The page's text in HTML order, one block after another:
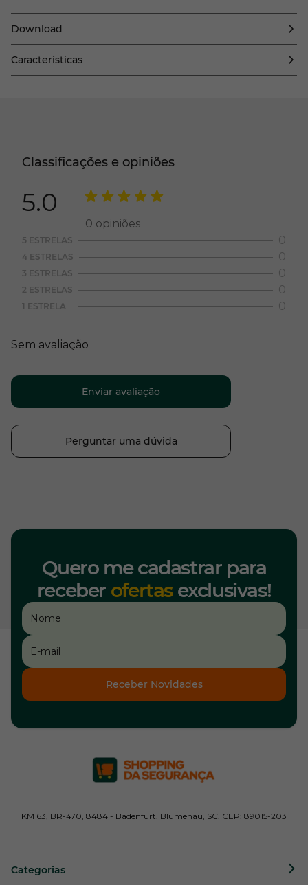
Download
Características
Classificações e opiniões
5.0
0 opiniões
5 ESTRELAS 0
4 ESTRELAS 0
3 ESTRELAS 0
2 ESTRELAS 0
1 ESTRELA 0
Sem avaliação
Enviar avaliação
Perguntar uma dúvida
Quero me cadastrar para
receber ofertasexclusivas!
Receber Novidades
KM 63, BR-470, 8484 - Badenfurt. Blumenau, SC. CEP: 89015-203
Categorias